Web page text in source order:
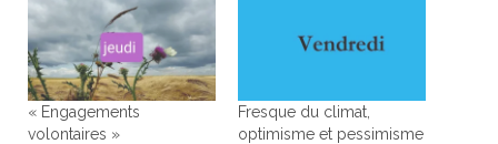
« Engagements
volontaires »
Fresque du climat,
optimisme et pessimisme